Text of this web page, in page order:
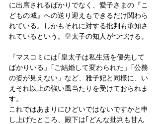
に出席されるばかりでなく、愛子さまの『こ
どもの城』への送り迎えもできるだけ関わら
れている。しかもそれに対する批判も承知さ
れているという。皇太子の知人がつづける。
『マスコミには｢皇太子は私生活を優先して
ばかりいる」｢ご結婚して変わられた」｢公務
の姿が見えない」など、雅子妃と同様に、い
えそれ以上の強い風当たりを受けておられま
す。
これではあまりにひどいではないですかと申
し上げたところ、殿下は｢どんな批判も甘ん